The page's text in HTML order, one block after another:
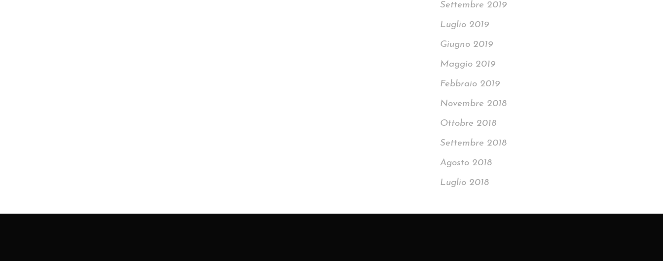
Settembre 2019
Luglio 2019
Giugno 2019
Maggio 2019
Febbraio 2019
Novembre 2018
Ottobre 2018
Settembre 2018
Agosto 2018
Luglio 2018